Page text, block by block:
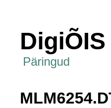
DigiÕIS
Päringud